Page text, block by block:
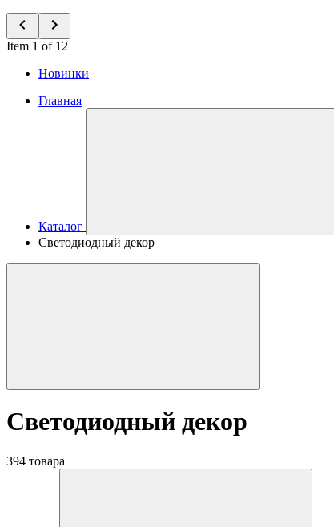
Item 1 of 12
Новинки
Главная
Каталог
Светодиодный декор
Светодиодный декор
394 товара